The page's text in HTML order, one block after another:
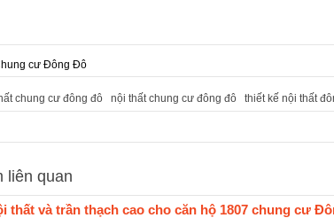
cư Đông Đô
chung cư đông đô nội thất chung cư đông đô thiết kế nội thất
liên quan
thất và trần thạch cao cho căn hộ 1807 chung cư